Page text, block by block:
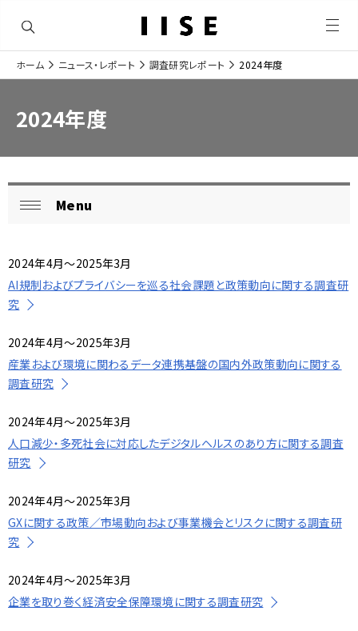
メ
ュ
を
ナ
ビ
ン
サ
イ
在
位
置
を
表
し
て
い
ま
す
。
ホーム ニュース・レポート 調査研究レポート 2024年度
2024年度
ロ
カ
ル
ビ
ゲ
ー
シ
ョ
ン
る
Menu
2024年4月～2025年3月
AI規制およびプライバシーを巡る社会課題と政策動向に関する調査研
究
2024年4月～2025年3月
産業および環境に関わるデータ連携基盤の国内外政策動向に関する
調査研究
2024年4月～2025年3月
人口減少・多死社会に対応したデジタルヘルスのあり方に関する調査
研究
2024年4月～2025年3月
GXに関する政策／市場動向および事業機会とリスクに関する調査研
究
2024年4月～2025年3月
企業を取り巻く経済安全保障環境に関する調査研究